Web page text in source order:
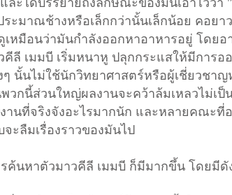
ละได้บรรยายถึงลักษณะของมันเอาไว้ว่า
ะมาณช้างหรือเล็กกว่านั้นเล็กน้อย คอย
หมือนว่ามันกำลังออกหาอาหารอยู่ โดย
คีลี เมมบี เริ่มหนาหู ปลุกกระแสให้มีการ
นั้นไม่ใช้นักวิทยาศาสตร์หรือผู้เชี่ยวชาญ
กนี้ส่วนใหญ่ผลงานจะคว้าล้มเหลวไม่เป็
านที่จริงจังอะไรมากนัก และหลายคณะ
ะลืมเรื่องราวของมันไป
ค้นหาตัวมาวคีลี เมมบี ก็มีมากขึ้น โดยมีดั